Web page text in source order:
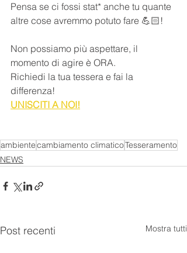
Pensa se ci fossi stat* anche tu quante
altre cose avremmo potuto fare 💪🏻!
Non possiamo più aspettare, il
momento di agire è ORA.
Richiedi la tua tessera e fai la
differenza!
UNISCITI A NOI!
ambientecambiamento climaticoTesseramento
NEWS
Post recenti Mostra tutti